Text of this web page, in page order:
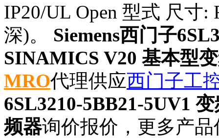
IP20/UL Open 型式 尺寸:
深)。 Siemens西门子
SINAMICS V20 基本型
MRO代理供应西门子工
6SL3210-5BB21-5UV1
频器询价报价，更多产